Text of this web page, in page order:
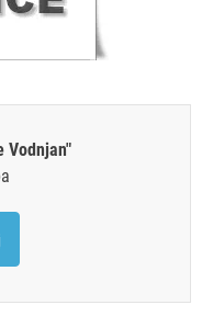
Vodnjan"